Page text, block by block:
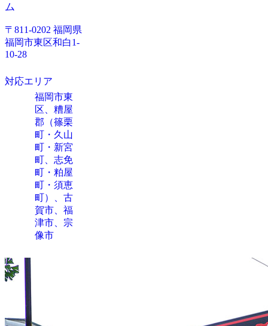
ム
〒811-0202 福岡県
福岡市東区和白1-
10-28
対応エリア
福岡市東
区、糟屋
郡（篠栗
町・久山
町・新宮
町、志免
町・粕屋
町・須恵
町）、古
賀市、福
津市、宗
像市